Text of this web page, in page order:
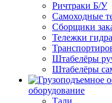
Ричтраки Б/У
Самоходные
Сборщики
Тележки
Штабелёры
Штабелёры
оборудование
Тали